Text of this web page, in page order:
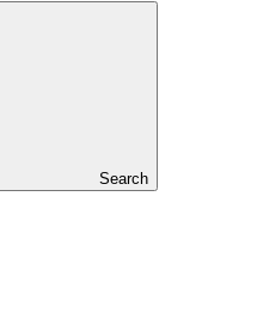
Search